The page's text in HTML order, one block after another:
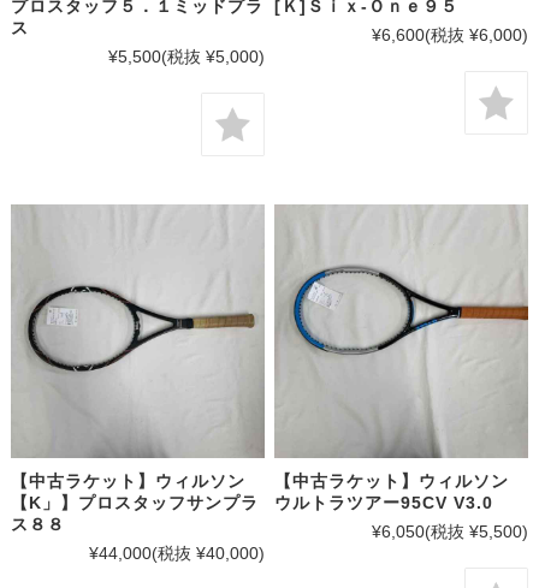
プロスタッフ５．１ミッドプラ
ス
¥5,500(税抜 ¥5,000)
[Ｋ]Ｓｉｘ-Ｏｎｅ９５
¥6,600(税抜 ¥6,000)
【中古ラケット】ウィルソン
【K」】プロスタッフサンプラ
ス８８
¥44,000(税抜 ¥40,000)
【中古ラケット】ウィルソン
ウルトラツアー95CV V3.0
¥6,050(税抜 ¥5,500)